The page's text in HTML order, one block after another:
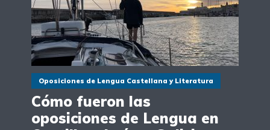
Oposiciones de Lengua Castellana y Literatura
Cómo fueron las
oposiciones de Lengua en